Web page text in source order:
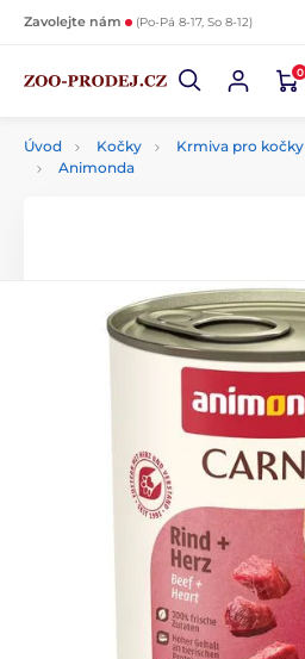
Zavolejte nám (Po-Pá 8-17, So 8-12)
0
Úvod Kočky Krmiva pro kočky
Animonda